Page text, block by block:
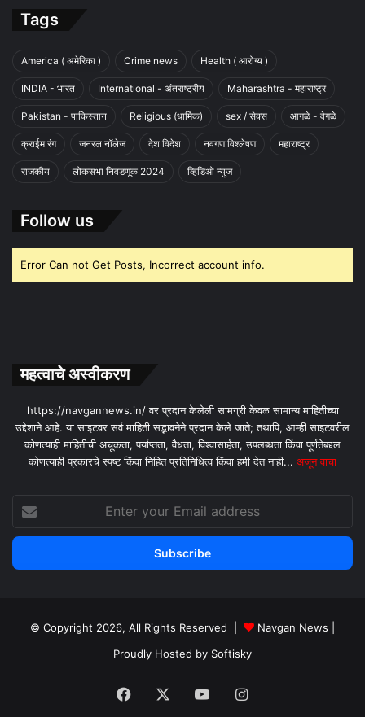
Tags
America ( अमेरिका ) Crime news Health ( आरोग्य )
INDIA - भारत International - अंतराष्ट्रीय Maharashtra - महाराष्ट्र
Pakistan - पाकिस्तान Religious (धार्मिक) sex / सेक्स आगळे - वेगळे
क्राईम रंग जनरल नॉलेज देश विदेश नवगण विश्लेषण महाराष्ट्र
राजकीय लोकसभा निवडणूक 2024 व्हिडिओ न्युज
Follow us
Error Can not Get Posts, Incorrect account info.
महत्वाचे अस्वीकरण
https://navgannews.in/ वर प्रदान केलेली सामग्री केवळ सामान्य माहितीच्या
उद्देशाने आहे. या साइटवर सर्व माहिती सद्भावनेने प्रदान केले जाते; तथापि, आम्ही साइटवरील
कोणत्याही माहितीची अचूकता, पर्याप्तता, वैधता, विश्वासार्हता, उपलब्धता किंवा पूर्णतेबद्दल
कोणत्याही प्रकारचे स्पष्ट किंवा निहित प्रतिनिधित्व किंवा हमी देत ​​नाही... अजून वाचा
your
Email
© Copyright 2026, All Rights Reserved | Navgan News
Proudly Hosted by Softisky
Facebook YouTubeInstagram